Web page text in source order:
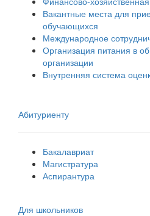
Вакантные места для
обучающихся
Международное
Организация питания в
организации
Внутренняя система
Абитуриенту
Бакалавриат
Магистратура
Аспирантура
Для школьников